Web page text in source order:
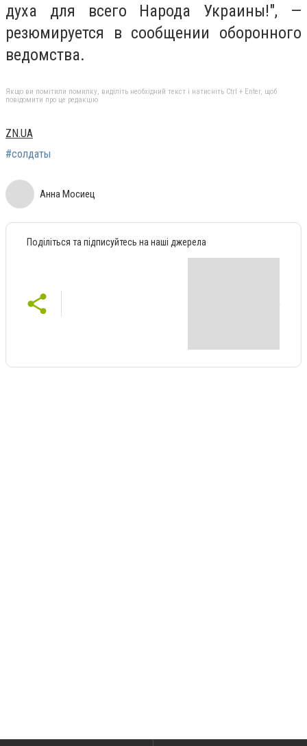
духа для всего Народа Украины!", —
резюмируется в сообщении оборонного
ведомства.
Якщо ви помітили помилку, виділіть необхідний текст і натисніть Ctrl + Enter, щоб
повідомити про це редакцію
ZN.UA
#солдаты
Анна Мосиец
Поділіться та підписуйтесь на наші джерела